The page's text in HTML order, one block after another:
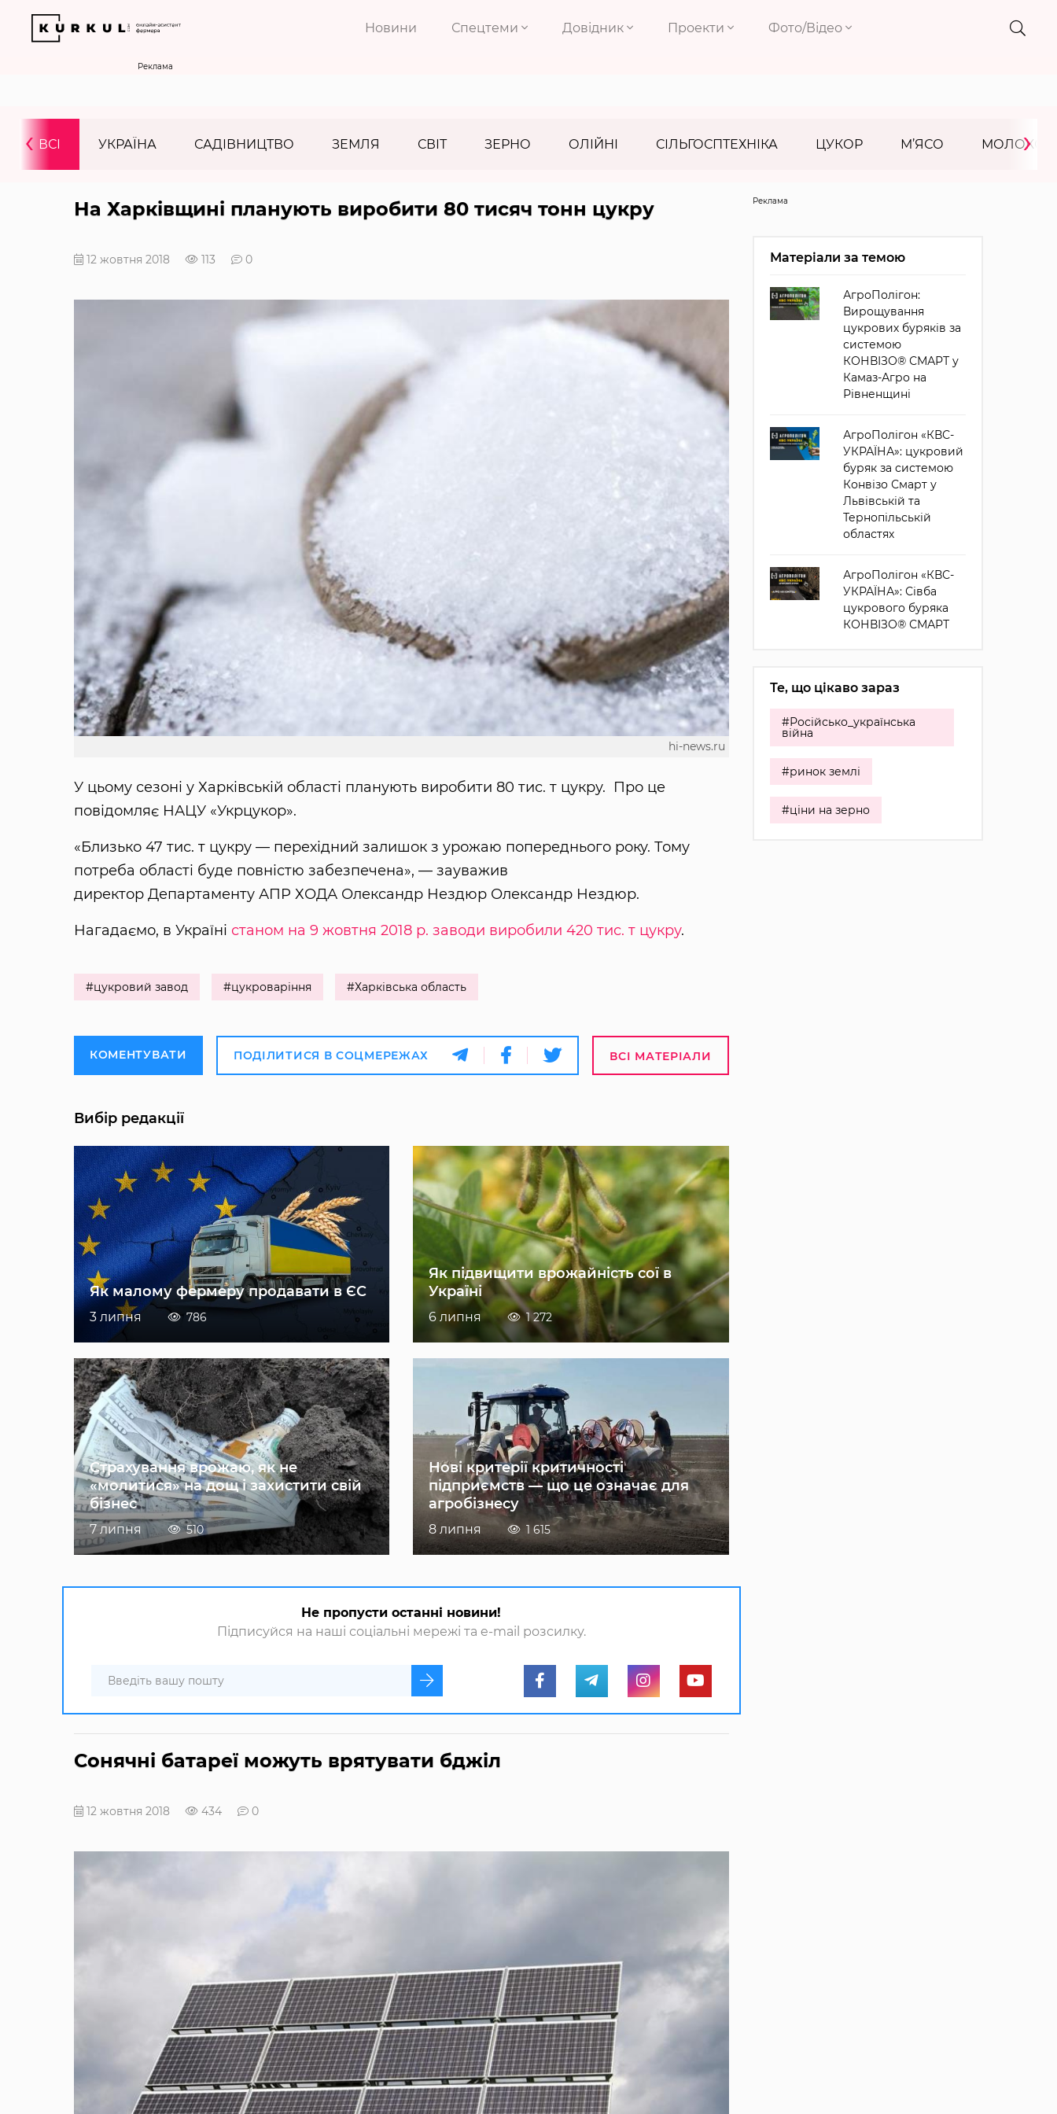
Новини Спецтеми Довідник Проекти Фото/Відео
Реклама
ВСІ УКРАЇНА САДІВНИЦТВО ЗЕМЛЯ СВІТ ЗЕРНО ОЛІЙНІ СІЛЬГОСПТЕХНІКА ЦУКОР М’ЯСО МОЛОКО
‹ ›
На Харківщині планують виробити 80 тисяч тонн цукру
12 жовтня 2018 113 0
hi-news.ru
У цьому сезоні у Харківській області планують виробити 80 тис. т цукру. Про це
повідомляє НАЦУ «Укрцукор».
«Близько 47 тис. т цукру — перехідний залишок з урожаю попереднього року. Тому
потреба області буде повністю забезпечена», — зауважив
директор Департаменту АПР ХОДА Олександр Нездюр Олександр Нездюр.
Нагадаємо, в Україні станом на 9 жовтня 2018 р. заводи виробили 420 тис. т цукру.
#цукровий завод #цукроваріння #Харківська область
КОМЕНТУВАТИ ПОДІЛИТИСЯ В СОЦМЕРЕЖАХ ВСІ МАТЕРІАЛИ
Вибір редакції
Як малому фермеру продавати в ЄС
3 липня 786
Як підвищити врожайність сої в
Україні
6 липня 1 272
Страхування врожаю, як не
«молитися» на дощ і захистити свій
бізнес
7 липня 510
Нові критерії критичності
підприємств — що це означає для
агробізнесу
8 липня 1 615
Не пропусти останні новини!
Підписуйся на наші соціальні мережі та e-mail розсилку.
Сонячні батареї можуть врятувати бджіл
12 жовтня 2018 434 0
Реклама
Матеріали за темою
АгроПолігон:
Вирощування
цукрових буряків за
системою
КОНВІЗО® СМАРТ у
Камаз-Агро на
Рівненщині
АгроПолігон «КВС-
УКРАЇНА»: цукровий
буряк за системою
Конвізо Смарт у
Львівській та
Тернопільській
областях
АгроПолігон «КВС-
УКРАЇНА»: Сівба
цукрового буряка
КОНВІЗО® СМАРТ
Те, що цікаво зараз
#Російсько_українська
війна
#ринок землі
#ціни на зерно